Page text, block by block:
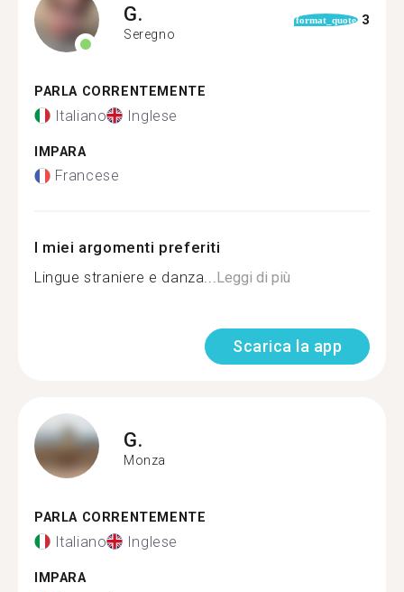
G.
Seregno
format_quote 3
PARLA CORRENTEMENTE
Italiano Inglese
IMPARA
Francese
I miei argomenti preferiti
Lingue straniere e danza...Leggi di più
Scarica la app
G.
Monza
PARLA CORRENTEMENTE
Italiano Inglese
IMPARA